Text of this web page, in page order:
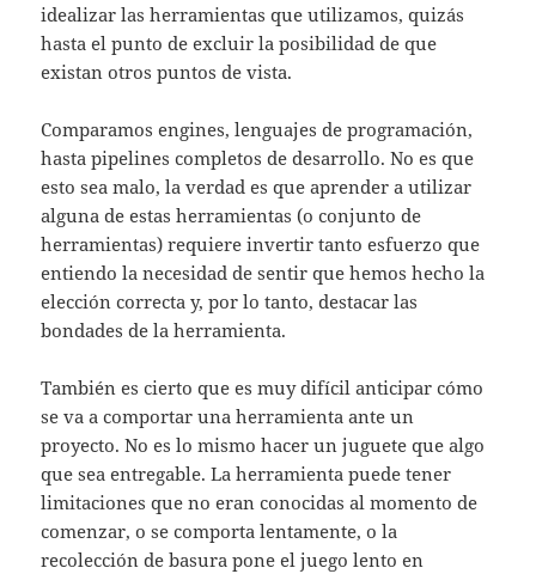
idealizar las herramientas que utilizamos, quizás
hasta el punto de excluir la posibilidad de que
existan otros puntos de vista.
Comparamos engines, lenguajes de programación,
hasta pipelines completos de desarrollo. No es que
esto sea malo, la verdad es que aprender a utilizar
alguna de estas herramientas (o conjunto de
herramientas) requiere invertir tanto esfuerzo que
entiendo la necesidad de sentir que hemos hecho la
elección correcta y, por lo tanto, destacar las
bondades de la herramienta.
También es cierto que es muy difícil anticipar cómo
se va a comportar una herramienta ante un
proyecto. No es lo mismo hacer un juguete que algo
que sea entregable. La herramienta puede tener
limitaciones que no eran conocidas al momento de
comenzar, o se comporta lentamente, o la
recolección de basura pone el juego lento en